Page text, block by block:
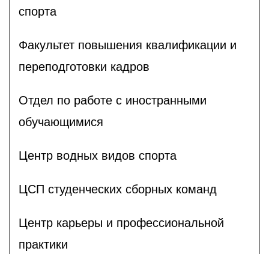
спорта
Факультет повышения квалификации и
переподготовки кадров
Отдел по работе с иностранными
обучающимися
Центр водных видов спорта
ЦСП студенческих сборных команд
Центр карьеры и профессиональной
практики